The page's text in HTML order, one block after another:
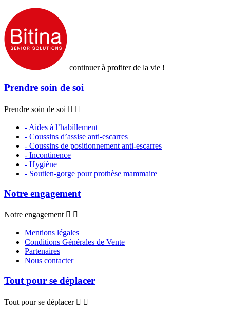
continuer à profiter de la vie !
Prendre soin de soi
Prendre soin de soi  
- Aides à l’habillement
- Coussins d’assise anti-escarres
- Coussins de positionnement anti-escarres
- Incontinence
- Hygiène
- Soutien-gorge pour prothèse mammaire
Notre engagement
Notre engagement  
Mentions légales
Conditions Générales de Vente
Partenaires
Nous contacter
Tout pour se déplacer
Tout pour se déplacer  